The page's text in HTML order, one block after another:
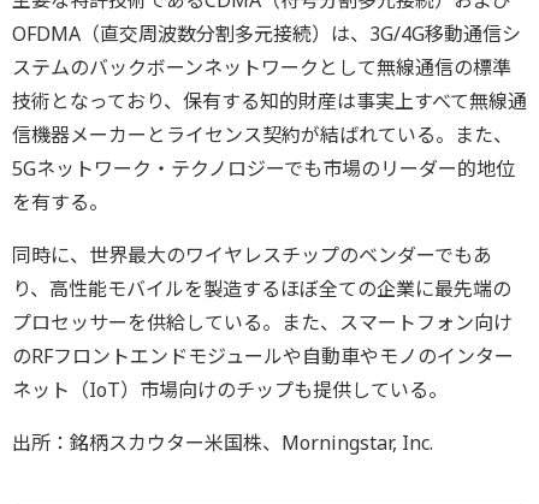
OFDMA（直交周波数分割多元接続）は、3G/4G移動通信シ
ステムのバックボーンネットワークとして無線通信の標準
技術となっており、保有する知的財産は事実上すべて無線通
信機器メーカーとライセンス契約が結ばれている。また、
5Gネットワーク・テクノロジーでも市場のリーダー的地位
を有する。
同時に、世界最大のワイヤレスチップのベンダーでもあ
り、高性能モバイルを製造するほぼ全ての企業に最先端の
プロセッサーを供給している。また、スマートフォン向け
のRFフロントエンドモジュールや自動車やモノのインター
ネット（IoT）市場向けのチップも提供している。
出所：銘柄スカウター米国株、Morningstar, Inc.